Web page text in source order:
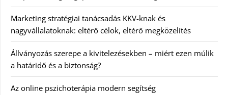
Marketing stratégiai tanácsadás KKV-knak és
nagyvállalatoknak: eltérő célok, eltérő megközelítés
Állványozás szerepe a kivitelezésekben – miért ezen múlik
a határidő és a biztonság?
Az online pszichoterápia modern segítség